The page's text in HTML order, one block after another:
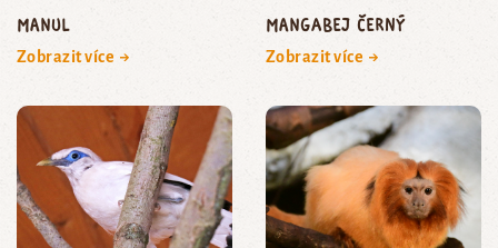
manul
Zobrazit více →
mangabej černý
Zobrazit více →